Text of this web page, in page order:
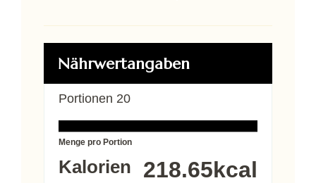
Nährwertangaben
Portionen 20
Menge pro Portion
Kalorien 218.65kcal